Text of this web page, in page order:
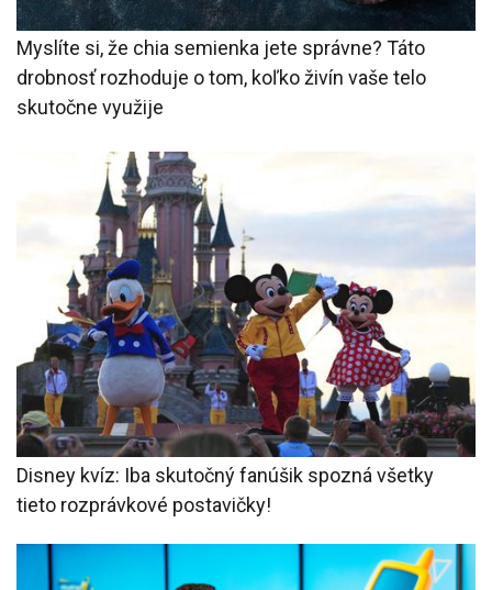
Myslíte si, že chia semienka jete správne? Táto
drobnosť rozhoduje o tom, koľko živín vaše telo
skutočne využije
Disney kvíz: Iba skutočný fanúšik spozná všetky
tieto rozprávkové postavičky!